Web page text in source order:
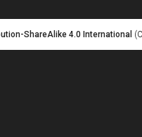
ShareAlike 4.0 International